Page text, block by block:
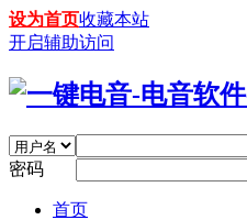
设为首页收藏本站
开启辅助访问
密码
首页